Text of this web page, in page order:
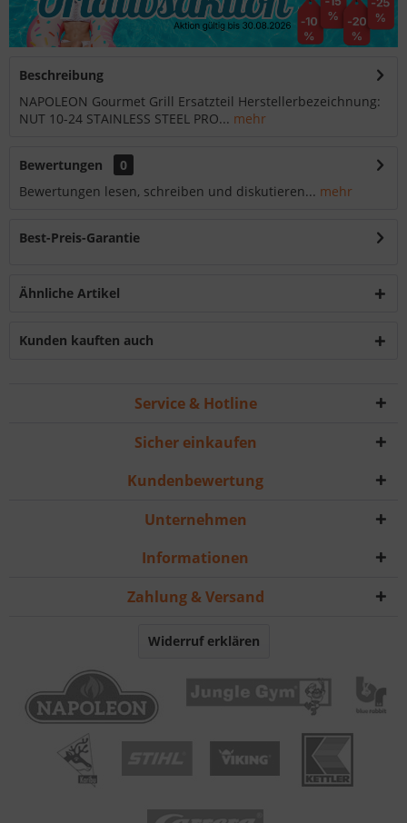
Beschreibung
NAPOLEON Gourmet Grill Ersatzteil Herstellerbezeichnung:
NUT 10-24 STAINLESS STEEL PRO... mehr
Bewertungen
0
Bewertungen lesen, schreiben und diskutieren... mehr
Best-Preis-Garantie
Ähnliche Artikel
Kunden kauften auch
Service & Hotline
Sicher einkaufen
Kundenbewertung
Unternehmen
Informationen
Zahlung & Versand
Widerruf erklären